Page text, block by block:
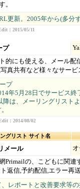
。
更新。2005年から(多分
：2015/05/11
プ
的にも使える、メール
真共有など様々なサー
プ
年5月28日でサービス終
降は、メーリングリスト
：2014/08/02
グリストサイト名
メール
Primailの、こどもに関
返信,予約配信,エラー再
レポートと改善要求等